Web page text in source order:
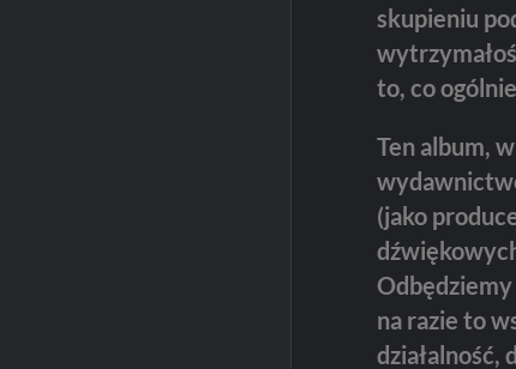
skupieniu
to, co
Ten album,
(jako
na razie to
działalność,